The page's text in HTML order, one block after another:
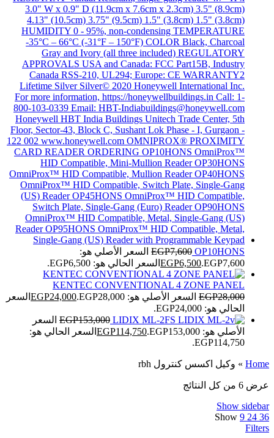
OP10HONS
EGP7,600
السعر الأصلي هو:
EGP7,600.
EGP6,500 السعر الحالي هو: EGP6,500.
KENTEC CONVENTIONAL 4 ZONE PANEL
EGP28,000 السعر الأصلي هو: EGP28,000. EGP24,000
السعر
الحالي هو: EGP24,000.
LIDIX ML-2FS
EGP153,000
السعر
الأصلي هو: EGP153,000.
EGP114,750
السعر الحالي هو:
EGP114,750.
Home
» وكيل اكسس كنترول rbh
عرض ⁦6⁩ من كل النتائج
Show sidebar
Show 9 24 36
Filters